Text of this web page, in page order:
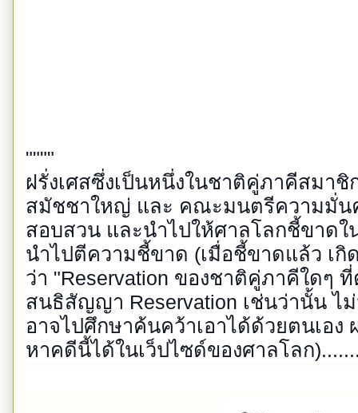
""""
ฝรั่งเศสซึ่งเป็นหนึ่งในชาติคู่ภาคีสมาชิ
สมัชชาใหญ่ และ คณะมนตรีความมั่น
สอบสวน และนำไปให้ศาลโลกชี้ขาดใ
นำไปตีความชี้ขาด (เมื่อชี้ขาดแล้ว เ
ว่า "Reservation ของชาติคู่ภาคีใดๆ
สนธิสัญญา Reservation เช่นว่านั้น
อาจไปศึกษาค้นคว้าเอาได้ด้วยตนเอ
หาคดีนี้ได้ในเว็ปไซด์ของศาลโลก